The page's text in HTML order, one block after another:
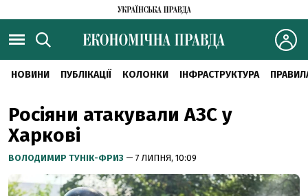
НОВИНИ ПУБЛІКАЦІЇ КОЛОНКИ ІНФРАСТРУКТУРА
Росіяни атакували АЗС у
Харкові
ВОЛОДИМИР ТУНІК-ФРИЗ — 7 ЛИПНЯ, 10:09